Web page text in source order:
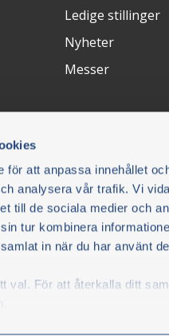
för att anpassa innehållet
analysera vår trafik. Vi
till de sociala medier och
tur kombinera
in när du har använt
val. För att återkalla ditt
Ledige stillinger
Nyheter
Messer
vil.